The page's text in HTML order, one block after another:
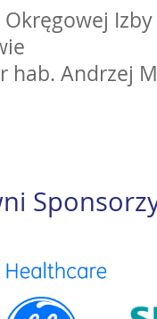
Okręgowej
hab. Andrzej